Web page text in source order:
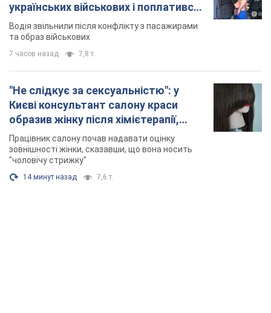
українських військових і поплатився.
Відео
Водія звільнили після конфлікту з пасажирами
та образ військових
7 часов назад 7,8 т.
"Не слідкує за сексуальністю": у
Києві консультант салону краси
образив жінку після хімієтерапії,
розгорівся скандал. Фото
Працівник салону почав надавати оцінку
зовнішності жінки, сказавши, що вона носить
"чоловічу стрижку"
14 минут назад 7,6 т.